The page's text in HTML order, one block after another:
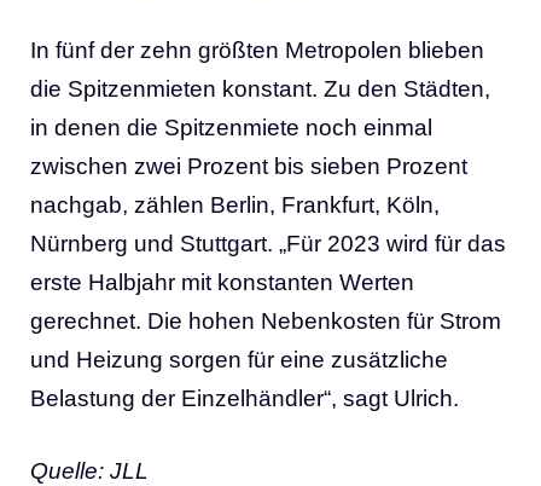
In fünf der zehn größten Metropolen blieben
die Spitzenmieten konstant. Zu den Städten,
in denen die Spitzenmiete noch einmal
zwischen zwei Prozent bis sieben Prozent
nachgab, zählen Berlin, Frankfurt, Köln,
Nürnberg und Stuttgart. „Für 2023 wird für das
erste Halbjahr mit konstanten Werten
gerechnet. Die hohen Nebenkosten für Strom
und Heizung sorgen für eine zusätzliche
Belastung der Einzelhändler“, sagt Ulrich.
Quelle: JLL